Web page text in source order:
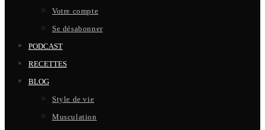
Votre compte
Se désabonner
PODCAST
RECETTES
BLOG
Style de vie
Musculation